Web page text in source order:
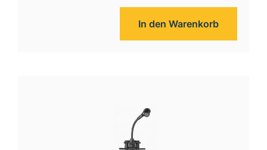
In den Warenkorb